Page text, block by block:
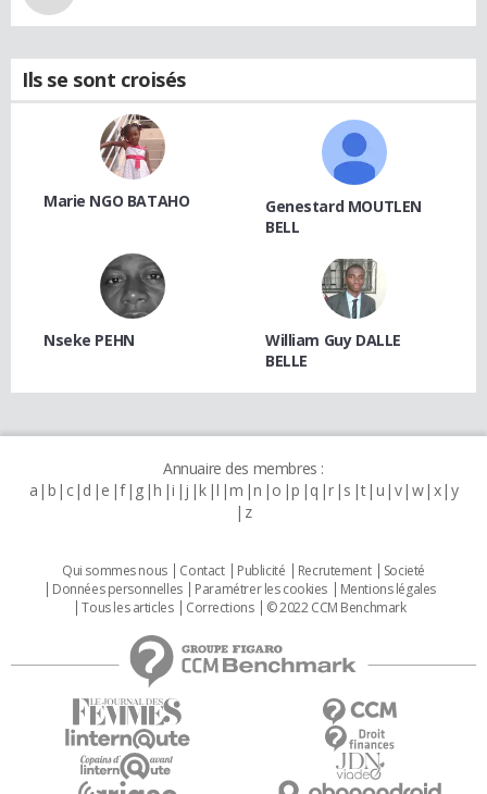
Ils se sont croisés
Marie NGO BATAHO
Genestard MOUTLEN
BELL
Nseke PEHN
William Guy DALLE
BELLE
Annuaire des membres :
a b c d e f g h i j k l m n o p q r s t u v w x y
z
Qui sommes nous Contact Publicité Recrutement
Societé
Données personnelles
Paramétrer les cookies
Mentions légales
Tous les articles
Corrections © 2022 CCM Benchmark